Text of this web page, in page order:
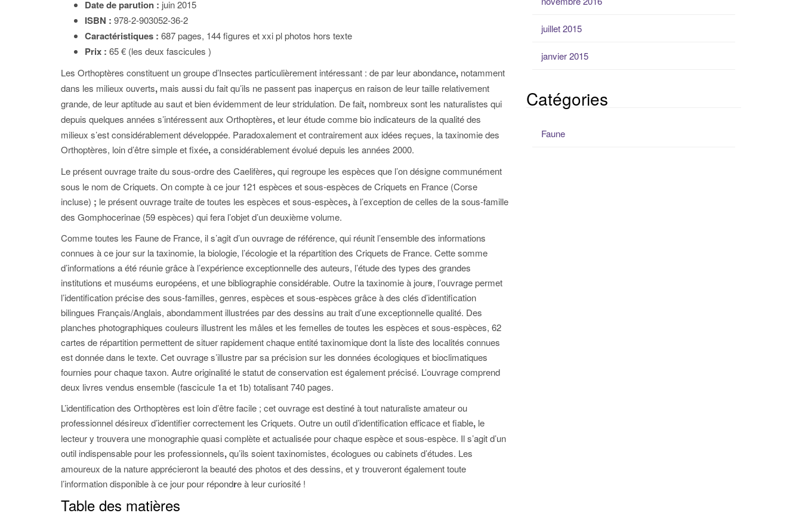
Date de parution : juin 2015
ISBN : 978-2-903052-36-2
Caractéristiques : 687 pages, 144 figures et xxi pl photos hors texte
Prix : 65 € (les deux fascicules )
Les Orthoptères constituent un groupe d’Insectes particulièrement intéressant : de par leur abondance, notamment
dans les milieux ouverts, mais aussi du fait qu’ils ne passent pas inaperçus en raison de leur taille relativement
grande, de leur aptitude au saut et bien évidemment de leur stridulation. De fait, nombreux sont les naturalistes qui
depuis quelques années s’intéressent aux Orthoptères,et leur étude comme bio indicateurs de la qualité des
milieux s’est considérablement développée. Paradoxalement et contrairement aux idées reçues, la taxinomie des
Orthoptères, loin d’être simple et fixée,a considérablement évolué depuis les années 2000.
Le présent ouvrage traite du sous-ordre des Caelifères,qui regroupe les espèces que l’on désigne communément
sous le nom de Criquets. On compte à ce jour 121 espèces et sous-espèces de Criquets en France (Corse
incluse) ; le présent ouvrage traite de toutes les espèces et sous-espèces,à l’exception de celles de la sous-famille
des Gomphocerinae (59 espèces) qui fera l’objet d’un deuxième volume.
Comme toutes les Faune de France, il s’agit d’un ouvrage de référence, qui réunit l’ensemble des informations
connues à ce jour sur la taxinomie, la biologie, l’écologie et la répartition des Criquets de France. Cette somme
d’informations a été réunie grâce à l’expérience exceptionnelle des auteurs, l’étude des types des grandes
institutions et muséums européens, et une bibliographie considérable. Outre la taxinomie à jours, l’ouvrage permet
l’identification précise des sous-familles, genres, espèces et sous-espèces grâce à des clés d’identification
bilingues Français/Anglais, abondamment illustrées par des dessins au trait d’une exceptionnelle qualité. Des
planches photographiques couleurs illustrent les mâles et les femelles de toutes les espèces et sous-espèces, 62
cartes de répartition permettent de situer rapidement chaque entité taxinomique dont la liste des localités connues
est donnée dans le texte. Cet ouvrage s’illustre par sa précision sur les données écologiques et bioclimatiques
fournies pour chaque taxon. Autre originalité le statut de conservation est également précisé. L’ouvrage comprend
deux livres vendus ensemble (fascicule 1a et 1b) totalisant 740 pages.
L’identification des Orthoptères est loin d’être facile ; cet ouvrage est destiné à tout naturaliste amateur ou
professionnel désireux d’identifier correctement les Criquets. Outre un outil d’identification efficace et fiable, le
lecteur y trouvera une monographie quasi complète et actualisée pour chaque espèce et sous-espèce. Il s’agit d’un
outil indispensable pour les professionnels,qu’ils soient taxinomistes, écologues ou cabinets d’études. Les
amoureux de la nature apprécieront la beauté des photos et des dessins, et y trouveront également toute
l’information disponible à ce jour pour répondre à leur curiosité !
Table des matières
juillet 2015
janvier 2015
Catégories
Faune